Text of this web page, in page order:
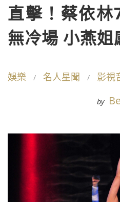
直擊！蔡依
無冷場 小燕
娛樂 名人星聞 影視
by